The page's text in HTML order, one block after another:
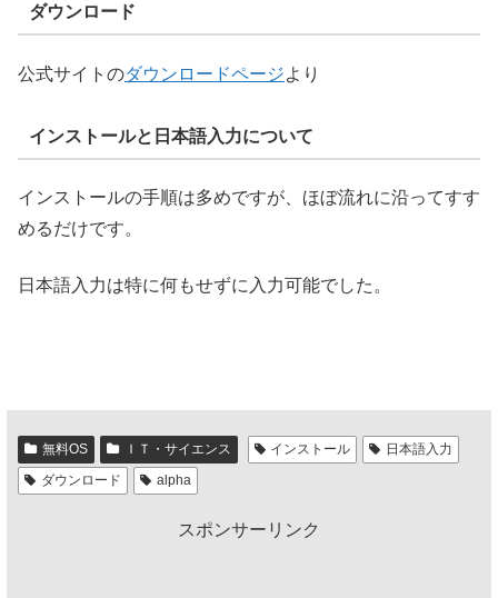
ダウンロード
公式サイトのダウンロードページより
インストールと日本語入力について
インストールの手順は多めですが、ほぼ流れに沿ってすす
めるだけです。
日本語入力は特に何もせずに入力可能でした。
無料OS ＩＴ・サイエンス インストール
日本語入力
ダウンロード
alpha
スポンサーリンク